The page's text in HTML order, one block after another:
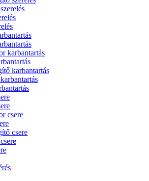
karbantartás
karbantartás
csere
csere